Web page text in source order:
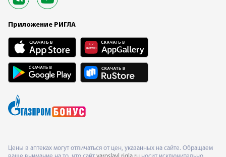
Приложение РИГЛА
Цены в аптеках могут отличаться от цен, указанных на сайте. Обращаем